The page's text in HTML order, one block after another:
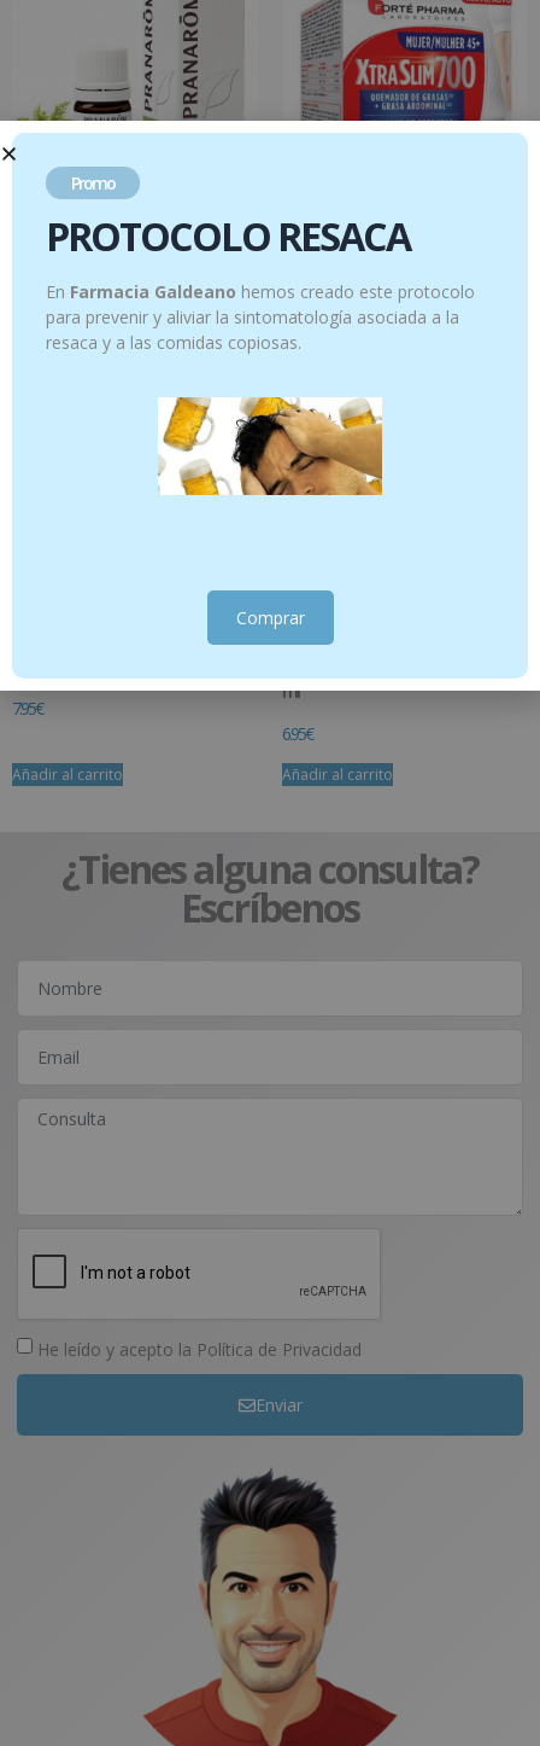
Zanahoria – 5ml
€
Añadir al carrito
XTRASLIM 700 MUJER 120 CAPSULAS
42.95€
Añadir al carrito
Fluor Kin Enjuague infantil 500
7.95€
Añadir al carrito
ml
6.95€
Añadir al carrito
¿Tienes alguna consulta?
Escríbenos
He leído y acepto la Política de Privacidad
Enviar
Promo
PROTOCOLO RESACA
En Farmacia Galdeano hemos creado este protocolo
para prevenir y aliviar la sintomatología asociada a la
resaca y a las comidas copiosas.
Comprar